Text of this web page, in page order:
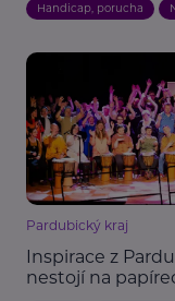
Handicap, porucha
Pardubický kraj
Inspirace z
nestojí na